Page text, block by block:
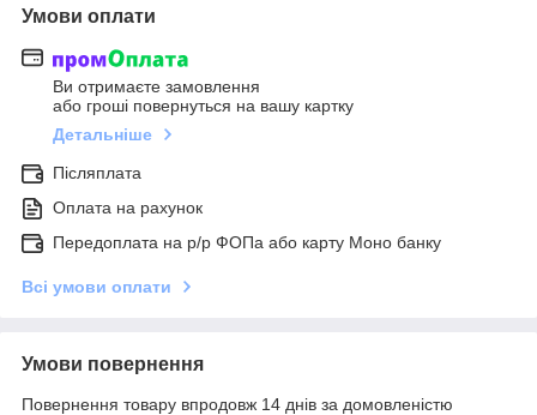
Умови оплати
Ви отримаєте замовлення
або гроші повернуться на вашу картку
Детальніше
Післяплата
Оплата на рахунок
Передоплата на р/р ФОПа або карту Моно банку
Всі умови оплати
Умови повернення
Повернення товару впродовж 14 днів за домовленістю